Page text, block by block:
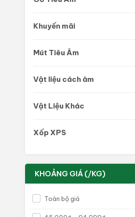
Khuyến mãi
Mút Tiêu Âm
Vật liệu cách âm
Vật Liệu Khác
Xốp XPS
KHOẢNG GIÁ (/KG)
Toàn bộ giá